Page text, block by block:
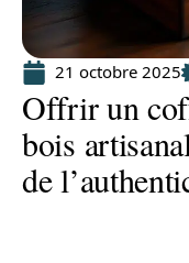
21 octobre 2025
Offrir un
bois
de